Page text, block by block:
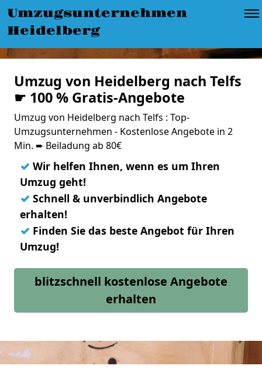
Umzugsunternehmen
Heidelberg
Umzug von Heidelberg nach Telfs
☛ 100 % Gratis-Angebote
Umzug von Heidelberg nach Telfs : Top-
Umzugsunternehmen - Kostenlose Angebote in 2
Min. ➨ Beiladung ab 80€
✓ Wir helfen Ihnen, wenn es um Ihren
Umzug geht!
✓ Schnell & unverbindlich Angebote
erhalten!
✓ Finden Sie das beste Angebot für Ihren
Umzug!
blitzschnell kostenlose Angebote
erhalten